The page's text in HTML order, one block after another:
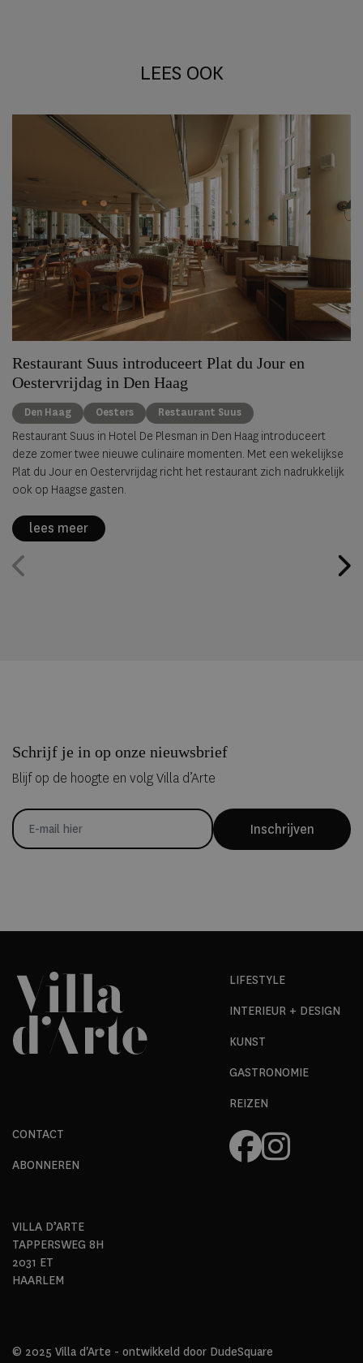
LEES OOK
Restaurant Suus introduceert Plat du Jour en
Oestervrijdag in Den Haag
Den Haag Oesters Restaurant Suus
Restaurant Suus in Hotel De Plesman in Den Haag introduceert
deze zomer twee nieuwe culinaire momenten. Met een wekelijkse
Plat du Jour en Oestervrijdag richt het restaurant zich nadrukkelijk
ook op Haagse gasten.
lees meer
Schrijf je in op onze nieuwsbrief
Blijf op de hoogte en volg Villa d’Arte
Inschrijven
LIFESTYLE
INTERIEUR + DESIGN
KUNST
GASTRONOMIE
REIZEN
CONTACT
ABONNEREN
VILLA D’ARTE
TAPPERSWEG 8H
2031 ET
HAARLEM
© 2025 Villa d'Arte - ontwikkeld door DudeSquare